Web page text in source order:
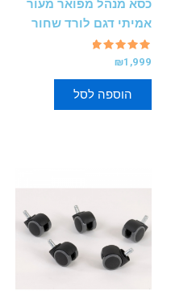
כסא מנהל מפואר מעור
אמיתי דגם לורד שחור
דורג
5.00
מתוך 5
₪1,999
הוספה לסל